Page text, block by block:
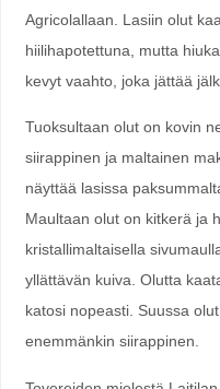
Agricolallaan. Lasiin olut
hiilihapotettuna, mutta
kevyt vaahto, joka jättää
Tuoksultaan olut on kovin
siirappinen ja maltainen
näyttää lasissa
Maultaan olut on kitkerä ja
kristallimaltaisella
yllättävän kuiva. Olutta
katosi nopeasti. Suussa
enemmänkin siirappinen.